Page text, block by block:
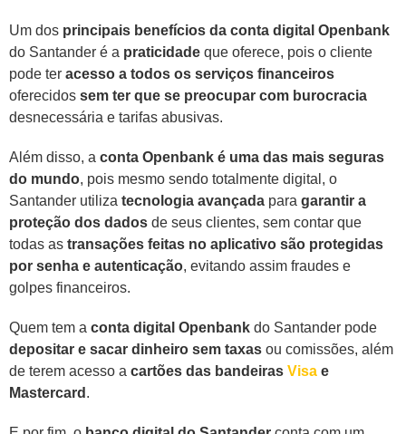
Um dos principais benefícios da conta digital Openbank
do Santander é a praticidade que oferece, pois o cliente
pode ter acesso a todos os serviços financeiros
oferecidos sem ter que se preocupar com burocracia
desnecessária e tarifas abusivas.
Além disso, a conta Openbank é uma das mais seguras
do mundo, pois mesmo sendo totalmente digital, o
Santander utiliza tecnologia avançada para garantir a
proteção dos dados de seus clientes, sem contar que
todas as transações feitas no aplicativo são protegidas
por senha e autenticação, evitando assim fraudes e
golpes financeiros.
Quem tem a conta digital Openbank do Santander pode
depositar e sacar dinheiro sem taxas ou comissões, além
de terem acesso a cartões das bandeiras Visa e
Mastercard .